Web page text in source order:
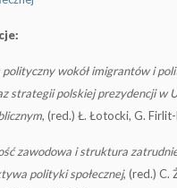
wokół imigrantów i
strategii polskiej prezydencji w
, (red.) Ł. Łotocki, G.
zawodowa i struktura
polityki społecznej, (red.) C.